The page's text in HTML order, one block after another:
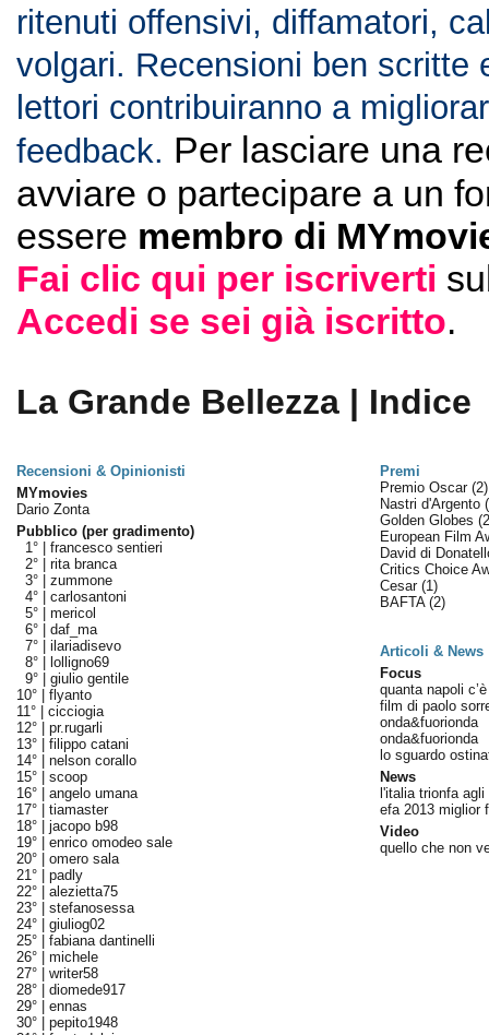
ritenuti offensivi, diffamatori,
volgari. Recensioni ben scritte
lettori contribuiranno a
feedback. Per lasciare una
avviare o partecipare a un
essere membro di
Fai clic qui per iscriverti
Accedi se sei già iscritto.
La Grande Bellezza | Indice
Recensioni & Opinionisti
Premi
MYmovies
Dario Zonta
Pubblico (per gradimento)
1° | francesco sentieri
2° | rita branca
3° | zummone
4° | carlosantoni
5° | mericol
6° | daf_ma
7° | ilariadisevo
8° |
lolligno69
9° | giulio gentile
10° | flyanto
11° | cicciogia
12° | pr.rugarli
13° | filippo catani
14° | nelson corallo
15° | scoop
16° | angelo umana
17° | tiamaster
18° | jacopo b98
19° | enrico omodeo sale
20° | omero sala
21° | padly
22° | alezietta75
23° | stefanosessa
24° | giuliog02
25° | fabiana dantinelli
26° | michele
27° | writer58
28° | diomede917
29° | ennas
30° | pepito1948
Premio Oscar (2)
Nastri d'Argento
Golden Globes
European Film
David di
Critics Choice
Cesar (1)
BAFTA (2)
Articoli & News
Focus
quanta napoli
film di paolo
onda&fuorionda
onda&fuorionda
lo sguardo
News
l'italia trionfa agli
efa 2013 miglior
Video
quello che non